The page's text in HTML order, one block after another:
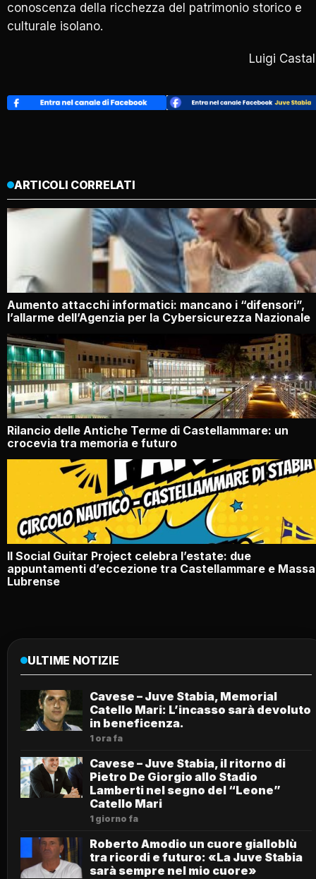
conoscenza della ricchezza del patrimonio storico e
culturale isolano.
Luigi
ARTICOLI CORRELATI
Aumento attacchi informatici: mancano i “difensori”,
l’allarme dell’Agenzia per la Cybersicurezza Nazionale
Rilancio delle Antiche Terme di Castellammare: un
crocevia tra memoria e futuro
Il Social Guitar Project celebra l’estate: due
appuntamenti d’eccezione tra Castellammare e Massa
Lubrense
ULTIME NOTIZIE
Cavese – Juve Stabia, Memorial
Catello Mari: L’incasso sarà devoluto
in beneficenza.
1 ora fa
Cavese – Juve Stabia, il ritorno di
Pietro De Giorgio allo Stadio
Lamberti nel segno del “Leone”
Catello Mari
1 giorno fa
Roberto Amodio un cuore gialloblù
tra ricordi e futuro: «La Juve Stabia
sarà sempre nel mio cuore»